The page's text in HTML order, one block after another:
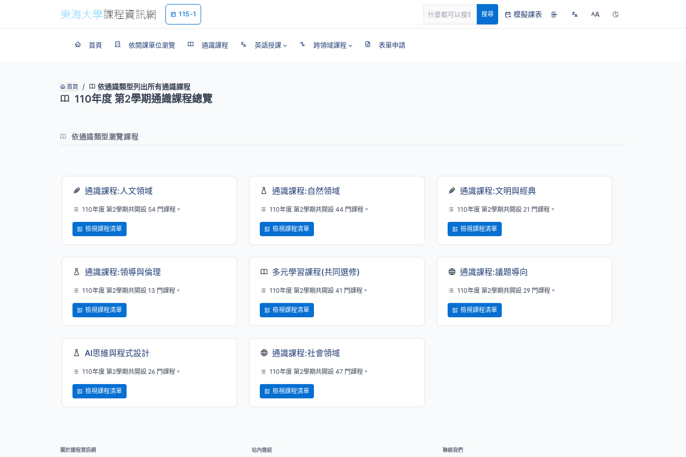
115-1 搜尋 模擬課表 AA
首頁 依開課單位瀏覽 通識課程 英語授課 跨領域課程 表單申請
首頁 依通識類型列出所有通識課程
110年度 第2學期通識課程總覽
依通識類型瀏覽課程
通識課程:人文領域
110年度 第2學期共開設 54 門課程。
檢視課程清單
通識課程:自然領域
110年度 第2學期共開設 44 門課程。
檢視課程清單
通識課程:文明與經典
110年度 第2學期共開設 21 門課程。
檢視課程清單
通識課程:領導與倫理
110年度 第2學期共開設 13 門課程。
檢視課程清單
多元學習課程(共同選修)
110年度 第2學期共開設 41 門課程。
檢視課程清單
通識課程:議題導向
110年度 第2學期共開設 29 門課程。
檢視課程清單
AI思維與程式設計
110年度 第2學期共開設 26 門課程。
檢視課程清單
通識課程:社會領域
110年度 第2學期共開設 47 門課程。
檢視課程清單
關於課程資訊網 站內連結 聯絡我們